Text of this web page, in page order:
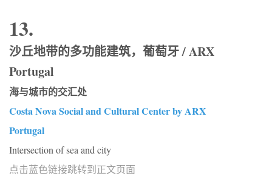
13.
沙丘地带的多功能建筑，葡萄牙 / ARX
Portugal
海与城市的交汇处
Costa Nova Social and Cultural Center by ARX
Portugal
Intersection of sea and city
点击蓝色链接跳转到正文页面